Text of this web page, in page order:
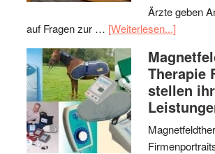
Ärzte geben
auf Fragen zur … [Weiterlesen...]
Therapie
stellen